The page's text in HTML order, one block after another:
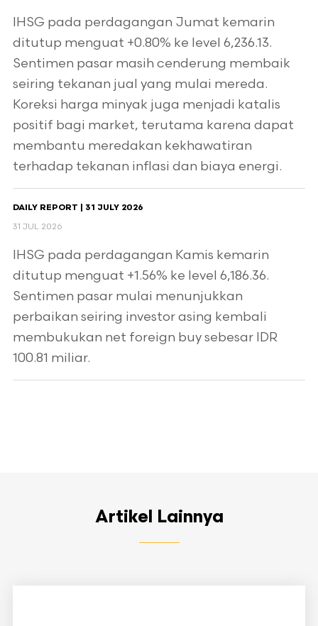
IHSG pada perdagangan Jumat kemarin
ditutup menguat +0.80% ke level 6,236.13.
Sentimen pasar masih cenderung membaik
seiring tekanan jual yang mulai mereda.
Koreksi harga minyak juga menjadi katalis
positif bagi market, terutama karena dapat
membantu meredakan kekhawatiran
terhadap tekanan inflasi dan biaya energi.
DAILY REPORT | 31 JULY 2026
31 JUL 2026
IHSG pada perdagangan Kamis kemarin
ditutup menguat +1.56% ke level 6,186.36.
Sentimen pasar mulai menunjukkan
perbaikan seiring investor asing kembali
membukukan net foreign buy sebesar IDR
100.81 miliar.
Artikel Lainnya